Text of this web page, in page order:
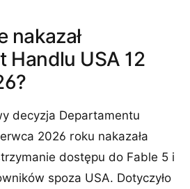
nakazał
Handlu USA 12
decyzja Departamentu
2026 roku nakazała
dostępu do Fable 5 i
spoza USA. Dotyczyło